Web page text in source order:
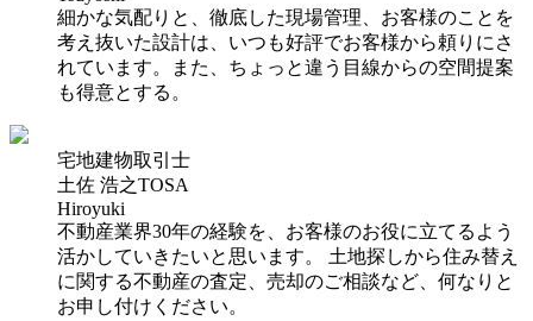
細かな気配りと、徹底した現場管理、お客様のことを
考え抜いた設計は、いつも好評でお客様から頼りにさ
れています。また、ちょっと違う目線からの空間提案
も得意とする。
宅地建物取引士
土佐 浩之TOSA
Hiroyuki
不動産業界30年の経験を、お客様のお役に立てるよう
活かしていきたいと思います。 土地探しから住み替え
に関する不動産の査定、売却のご相談など、何なりと
お申し付けください。